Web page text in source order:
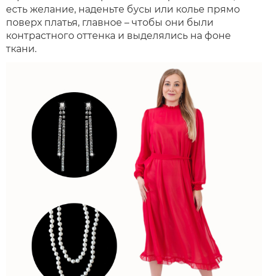
есть желание, наденьте бусы или колье прямо
поверх платья, главное – чтобы они были
контрастного оттенка и выделялись на фоне
ткани.